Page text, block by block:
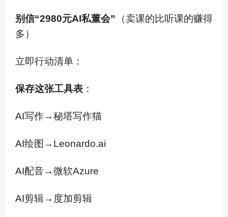
别信“2980元AI私董会”
（卖课的比听课的赚得
多）
立即行动清单：
保存这张工具表 ：
AI写作→秘塔写作猫
AI绘图→Leonardo.ai
AI配音→微软Azure
AI剪辑→度加剪辑